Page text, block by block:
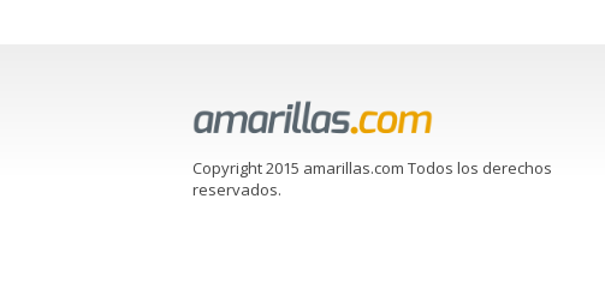
Copyright 2015 amarillas.com Todos los derechos
reservados.